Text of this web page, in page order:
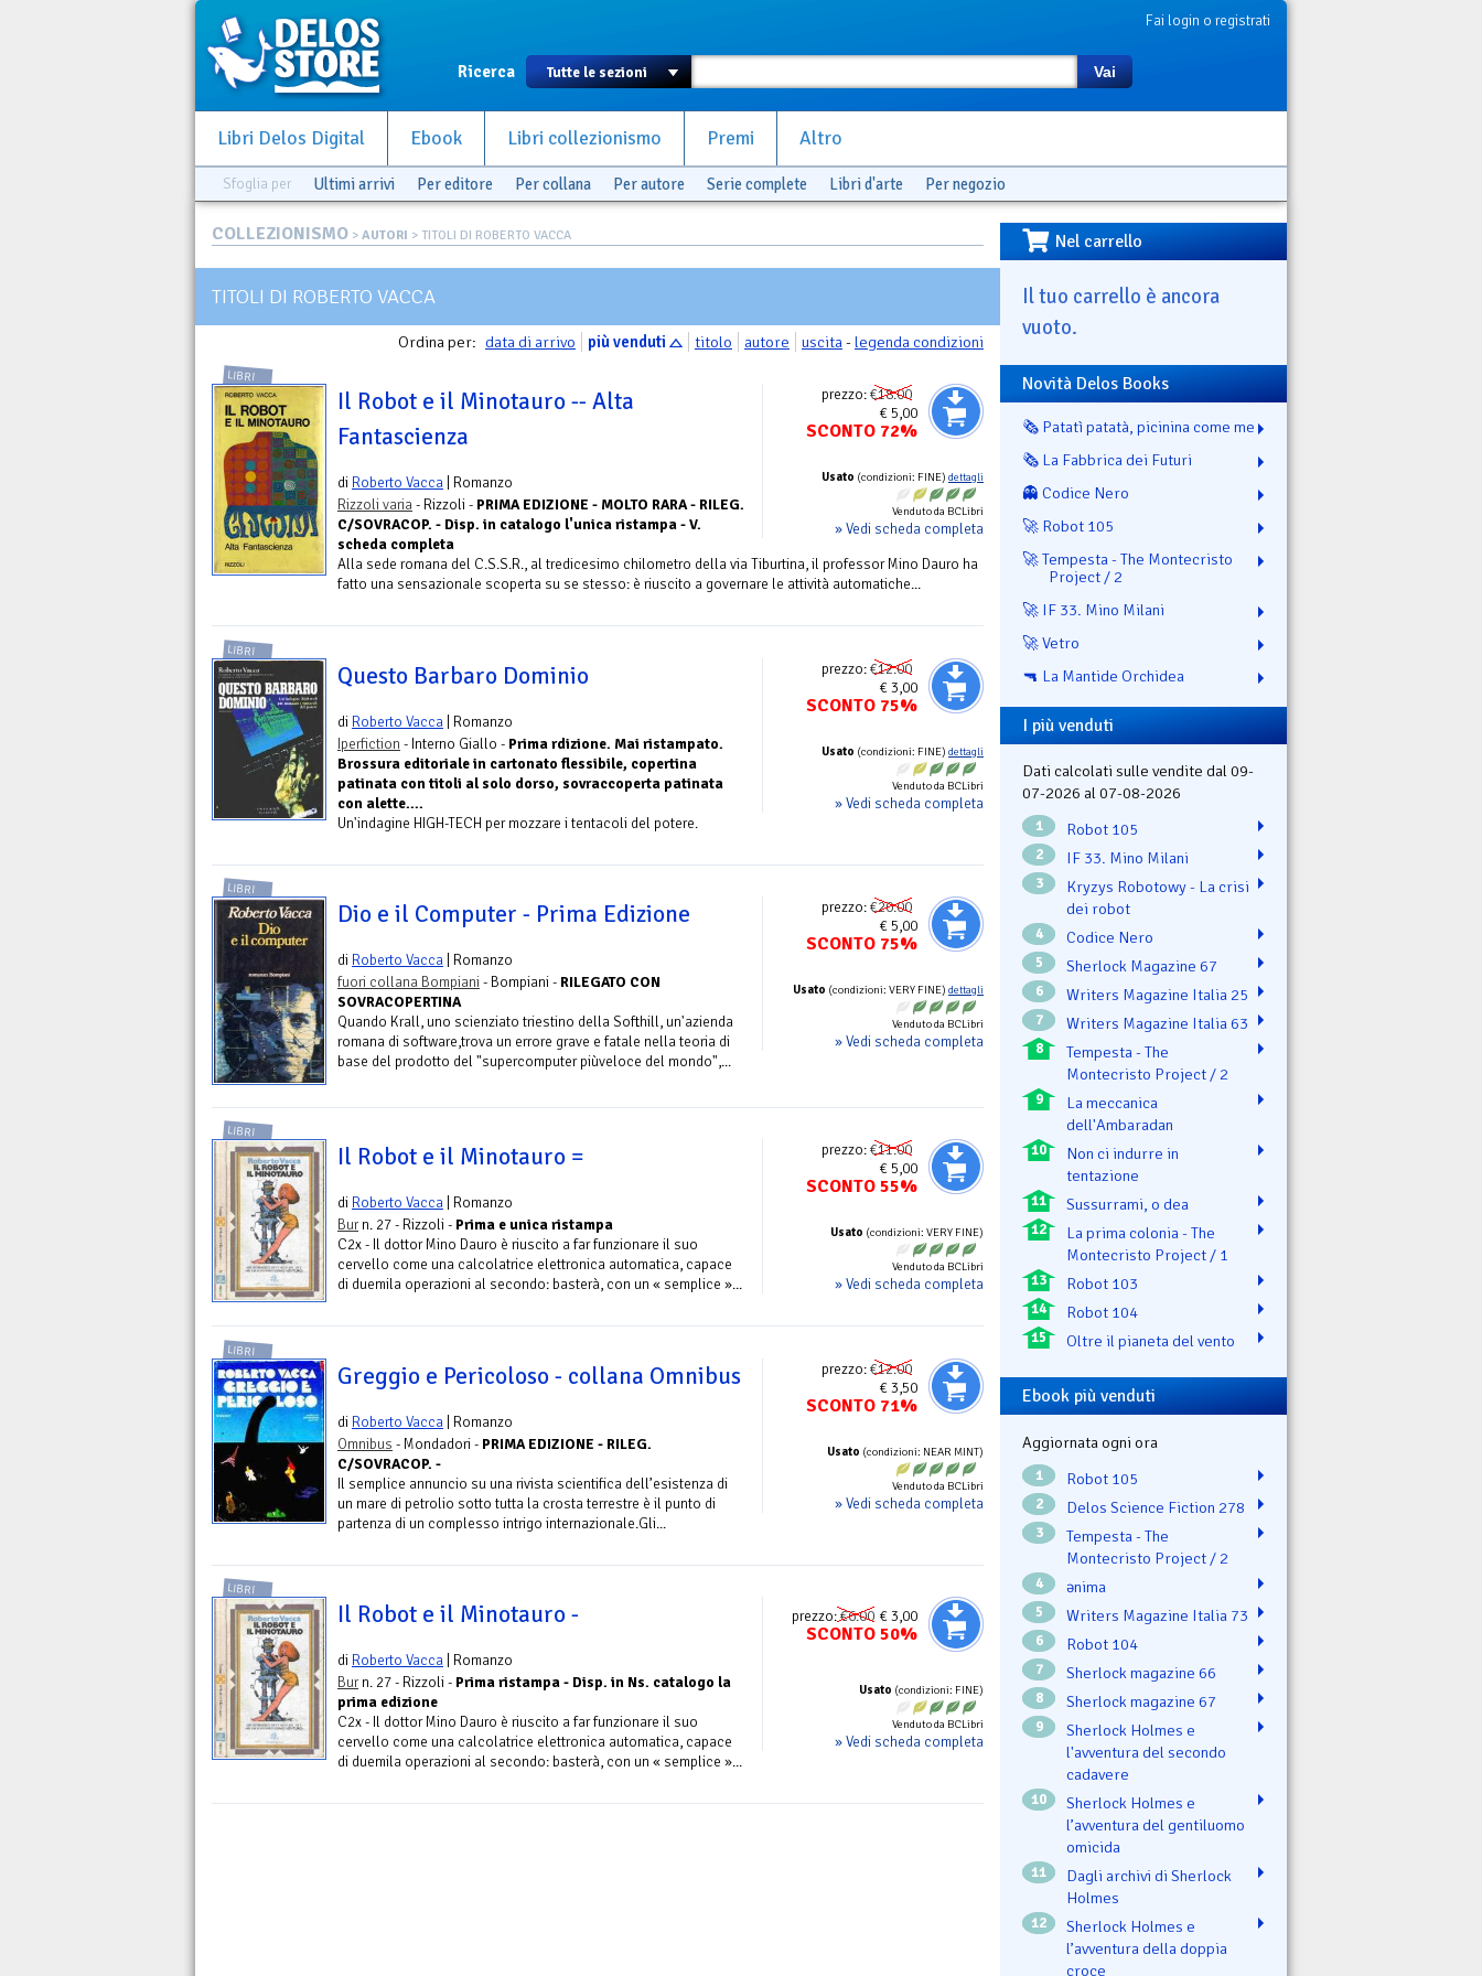
Fai login o registrati
Ricerca Vai
Libri Delos Digital Ebook Libri collezionismo Premi Altro
Sfoglia per Ultimi arrivi Per editore Per collana Per autore Serie complete Libri d'arte Per negozio
COLLEZIONISMO > AUTORI > TITOLI DI ROBERTO VACCA
TITOLI DI ROBERTO VACCA
Ordina per: data di arrivo più venduti titolo autore uscita-legenda condizioni
prezzo:€18.00
€ 5,00
SCONTO 72%
Usato (condizioni: FINE) dettagli
Venduto da BCLibri
» Vedi scheda completa
LIBRI
Il Robot e il Minotauro -- Alta
Fantascienza
di Roberto Vacca | Romanzo
Rizzoli varia- Rizzoli - PRIMA EDIZIONE - MOLTO RARA - RILEG.
C/SOVRACOP. - Disp. in catalogo l'unica ristampa - V.
scheda completa
Alla sede romana del C.S.S.R., al tredicesimo chilometro della via Tiburtina, il professor Mino Dauro ha
fatto una sensazionale scoperta su se stesso: è riuscito a governare le attività automatiche...
prezzo:€12.00
€ 3,00
SCONTO 75%
Usato (condizioni: FINE) dettagli
Venduto da BCLibri
» Vedi scheda completa
LIBRI
Questo Barbaro Dominio
di Roberto Vacca | Romanzo
Iperfiction - Interno Giallo - Prima rdizione. Mai ristampato.
Brossura editoriale in cartonato flessibile, copertina
patinata con titoli al solo dorso, sovraccoperta patinata
con alette....
Un'indagine HIGH-TECH per mozzare i tentacoli del potere.
prezzo:€20.00
€ 5,00
SCONTO 75%
Usato (condizioni: VERY FINE) dettagli
Venduto da BCLibri
» Vedi scheda completa
LIBRI
Dio e il Computer - Prima Edizione
di Roberto Vacca | Romanzo
fuori collana Bompiani - Bompiani - RILEGATO CON
SOVRACOPERTINA
Quando Krall, uno scienziato triestino della Softhill, un'azienda
romana di software,trova un errore grave e fatale nella teoria di
base del prodotto del "supercomputer piùveloce del mondo",...
prezzo:€11.00
€ 5,00
SCONTO 55%
Usato (condizioni: VERY FINE)
Venduto da BCLibri
» Vedi scheda completa
LIBRI
Il Robot e il Minotauro =
di Roberto Vacca | Romanzo
Burn. 27 - Rizzoli - Prima e unica ristampa
C2x - Il dottor Mino Dauro è riuscito a far funzionare il suo
cervello come una calcolatrice elettronica automatica, capace
di duemila operazioni al secondo: basterà, con un « semplice »...
prezzo:€12.00
€ 3,50
SCONTO 71%
Usato (condizioni: NEAR MINT)
Venduto da BCLibri
» Vedi scheda completa
LIBRI
Greggio e Pericoloso - collana Omnibus
di Roberto Vacca | Romanzo
Omnibus - Mondadori - PRIMA EDIZIONE - RILEG.
C/SOVRACOP. -
Il semplice annuncio su una rivista scientifica dell’esistenza di
un mare di petrolio sotto tutta la crosta terrestre è il punto di
partenza di un complesso intrigo internazionale.Gli...
prezzo:€6.00 € 3,00
SCONTO 50%
Usato (condizioni: FINE)
Venduto da BCLibri
» Vedi scheda completa
LIBRI
Il Robot e il Minotauro -
di Roberto Vacca | Romanzo
Burn. 27 - Rizzoli - Prima ristampa - Disp. in Ns. catalogo la
prima edizione
C2x - Il dottor Mino Dauro è riuscito a far funzionare il suo
cervello come una calcolatrice elettronica automatica, capace
di duemila operazioni al secondo: basterà, con un « semplice »...
Nel carrello
Il tuo carrello è ancora
vuoto.
Novità Delos Books
🗞️ Patatì patatà, picinina come me
🗞️ La Fabbrica dei Futuri
👻 Codice Nero
🚀 Robot 105
🚀 Tempesta - The Montecristo
Project / 2
🚀 IF 33. Mino Milani
🚀 Vetro
🔫 La Mantide Orchidea
I più venduti
Dati calcolati sulle vendite dal 09-
07-2026 al 07-08-2026
1 Robot 105
2 IF 33. Mino Milani
3
Kryzys Robotowy - La crisi
dei robot
4 Codice Nero
5 Sherlock Magazine 67
6 Writers Magazine Italia 25
7 Writers Magazine Italia 63
8
Tempesta - The
Montecristo Project / 2
9
La meccanica
dell'Ambaradan
10
Non ci indurre in
tentazione
11 Sussurrami, o dea
12
La prima colonia - The
Montecristo Project / 1
13 Robot 103
14 Robot 104
15 Oltre il pianeta del vento
Ebook più venduti
Aggiornata ogni ora
1 Robot 105
2 Delos Science Fiction 278
3
Tempesta - The
Montecristo Project / 2
4 ənima
5 Writers Magazine Italia 73
6 Robot 104
7 Sherlock magazine 66
8 Sherlock magazine 67
9
Sherlock Holmes e
l'avventura del secondo
cadavere
10
Sherlock Holmes e
l’avventura del gentiluomo
omicida
11
Dagli archivi di Sherlock
Holmes
12
Sherlock Holmes e
l’avventura della doppia
croce